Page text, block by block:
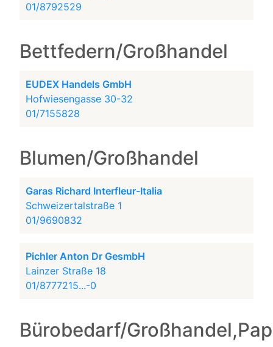
01/8792529
Bettfedern/Großhandel
EUDEX Handels GmbH
Hofwiesengasse 30-32
01/7155828
Blumen/Großhandel
Garas Richard Interfleur-Italia
Schweizertalstraße 1
01/9690832
Pichler Anton Dr GesmbH
Lainzer Straße 18
01/8777215...-0
Bürobedarf/